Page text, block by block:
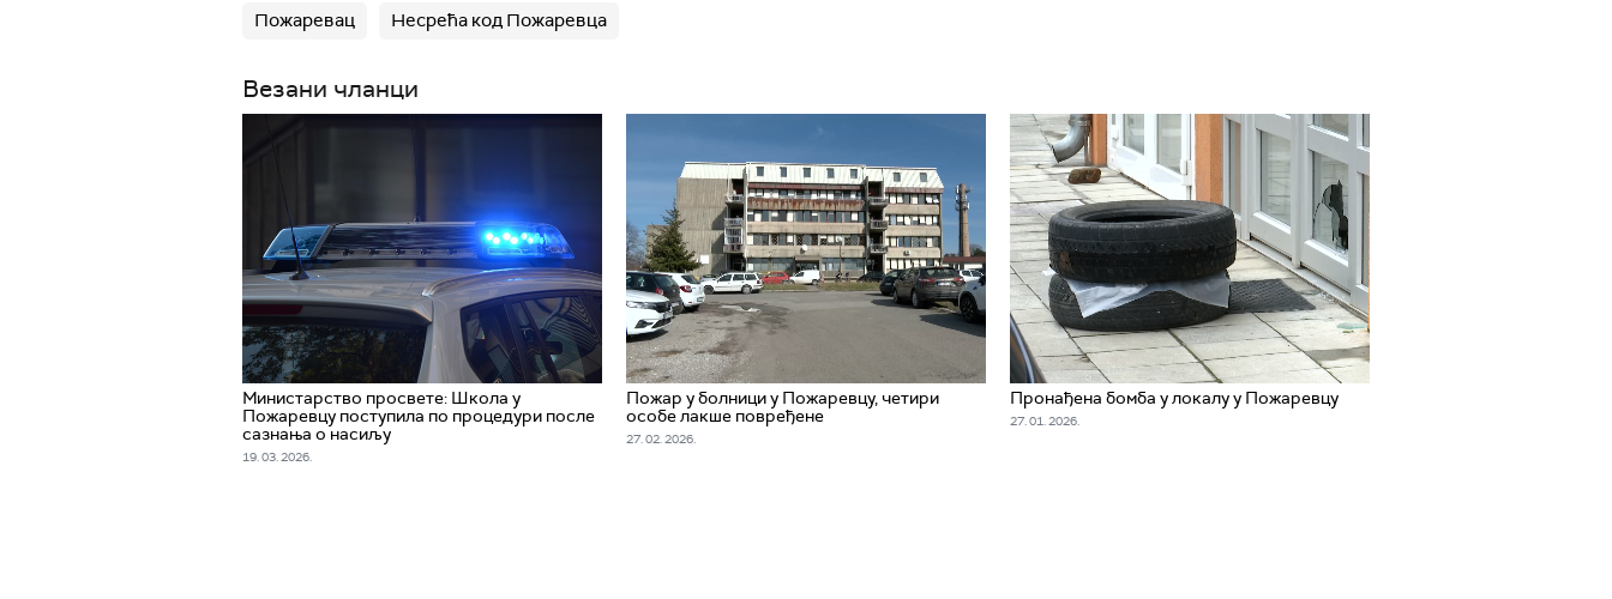
Пожаревац Несрећа код Пожаревца
Везани чланци
Министарство просвете: Школа у
Пожаревцу поступила по процедури после
сазнања о насиљу
19. 03. 2026.
Пожар у болници у Пожаревцу, четири
особе лакше повређене
27. 02. 2026.
Пронађена бомба у локалу у Пожаревцу
27. 01. 2026.